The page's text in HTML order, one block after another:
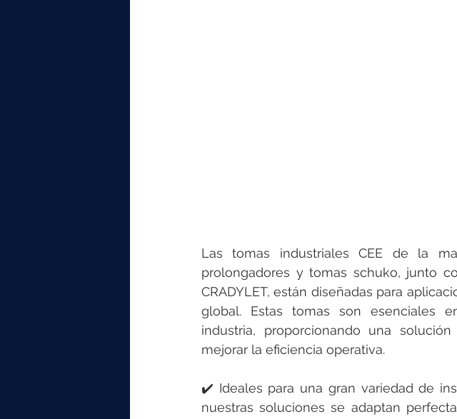
Las tomas industriales CEE de la
prolongadores y tomas schuko, junto
CRADYLET, están diseñadas para
global. Estas tomas son esenciales
industria, proporcionando una
mejorar la eficiencia operativa.
✔️ Ideales para una gran variedad de
nuestras soluciones se adaptan